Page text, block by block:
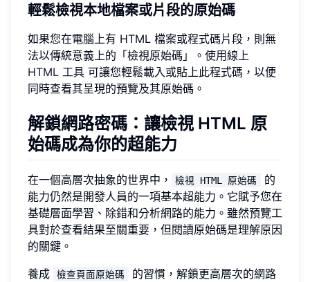
輕鬆檢視本地檔案或片段的原始碼
如果您在電腦上有 HTML 檔案或程式碼片段，則無
法以傳統意義上的「檢視原始碼」。 使用線上
HTML 工具 可讓您輕鬆載入或貼上此程式碼，以便
同時查看其呈現的預覽及其原始碼。
解鎖網路密碼：讓檢視 HTML 原
始碼成為你的超能力
在一個高層次抽象的世界中， 檢視 HTML 原始碼
的
能力仍然是開發人員的一項基本超能力。它賦予您在
基礎層面學習、除錯和分析網路的能力。雖然預覽工
具對於查看結果至關重要，但閱讀原始碼是理解原因
的關鍵。
養成
檢查頁面原始碼
的習慣，解鎖更高層次的網路